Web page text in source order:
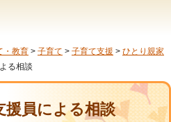
・教育 > 子育て > 子育て支援 > ひとり親家
る相談
援員による相談